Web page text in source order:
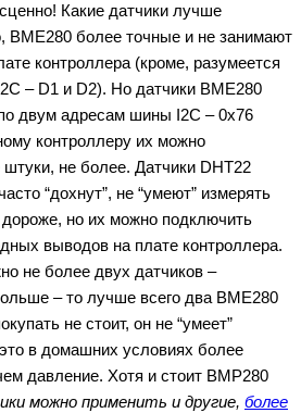
Какие датчики лучше
BME280 более точные и не занимают
контроллера (кроме, разумеется
– D1 и D2). Но датчики BME280
двум адресам шины I2C – 0x76
контроллеру их можно
не более. Датчики DHT22
“дохнут”, не “умеют” измерять
дороже, но их можно подключить
выводов на плате контроллера.
не более двух датчиков –
– то лучше всего два BME280
не стоит, он не “умеет”
в домашних условиях более
давление. Хотя и стоит BMP280
можно применить и другие, более